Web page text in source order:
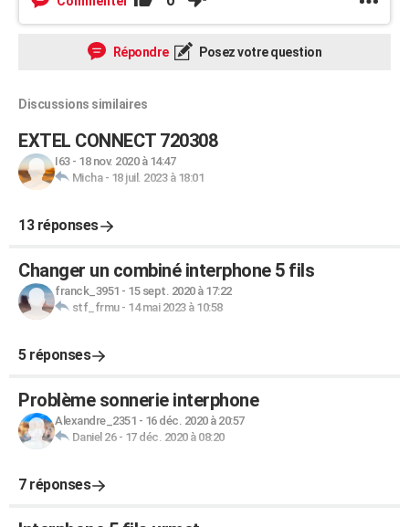
Répondre Posez votre question
Discussions similaires
EXTEL CONNECT 720308
I63- 18 nov. 2020 à 14:47
Micha- 18 juil. 2023 à 18:01
13 réponses
Changer un combiné interphone 5 fils
franck_3951 - 15 sept. 2020 à 17:22
stf_frmu- 14 mai 2023 à 10:58
5 réponses
Problème sonnerie interphone
Alexandre_2351 - 16 déc. 2020 à 20:57
Daniel 26- 17 déc. 2020 à 08:20
7 réponses